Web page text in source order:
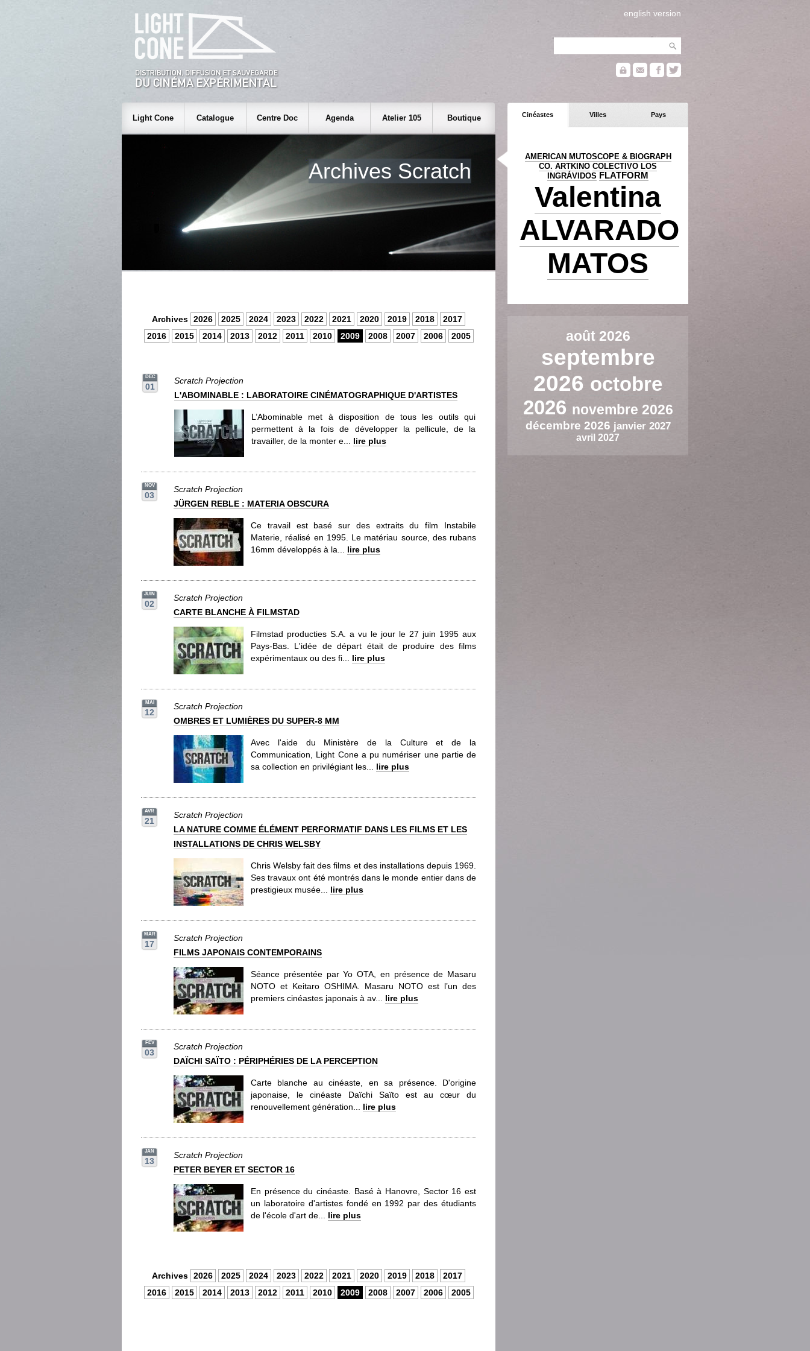
english version
Cinéastes Villes Pays
AMERICAN MUTOSCOPE & BIOGRAPH
CO. ARTKINO COLECTIVO LOS
INGRÁVIDOS FLATFORM
Valentina
ALVARADO
MATOS
août 2026
septembre
2026 octobre
2026 novembre 2026
décembre 2026 janvier 2027
avril 2027
Light Cone Catalogue Centre Doc Agenda Atelier 105 Boutique
Archives Scratch
Archives 2026 2025 2024 2023 2022 2021 2020 2019 2018
2017
2016
2015 2014 2013 2012 2011 2010 2009 2008 2007 2006 2005
DEC
01
Scratch Projection
L'ABOMINABLE : LABORATOIRE CINÉMATOGRAPHIQUE D'ARTISTES
L’Abominable met à disposition de tous les outils qui
permettent à la fois de développer la pellicule, de la
travailler, de la monter e... lire plus
NOV
03
Scratch Projection
JÜRGEN REBLE : MATERIA OBSCURA
Ce travail est basé sur des extraits du film Instabile
Materie, réalisé en 1995. Le matériau source, des rubans
16mm développés à la... lire plus
JUIN
02
Scratch Projection
CARTE BLANCHE À FILMSTAD
Filmstad producties S.A. a vu le jour le 27 juin 1995 aux
Pays-Bas. L'idée de départ était de produire des films
expérimentaux ou des fi... lire plus
MAI
12
Scratch Projection
OMBRES ET LUMIÈRES DU SUPER-8 MM
Avec l'aide du Ministère de la Culture et de la
Communication, Light Cone a pu numériser une partie de
sa collection en privilégiant les... lire plus
AVR
21
Scratch Projection
LA NATURE COMME ÉLÉMENT PERFORMATIF DANS LES FILMS ET LES
INSTALLATIONS DE CHRIS WELSBY
Chris Welsby fait des films et des installations depuis 1969.
Ses travaux ont été montrés dans le monde entier dans de
prestigieux musée... lire plus
MAR
17
Scratch Projection
FILMS JAPONAIS CONTEMPORAINS
Séance présentée par Yo OTA, en présence de Masaru
NOTO et Keitaro OSHIMA. Masaru NOTO est l’un des
premiers cinéastes japonais à av... lire plus
FEV
03
Scratch Projection
DAÏCHI SAÏTO : PÉRIPHÉRIES DE LA PERCEPTION
Carte blanche au cinéaste, en sa présence. D'origine
japonaise, le cinéaste Daïchi Saïto est au cœur du
renouvellement génération... lire plus
JAN
13
Scratch Projection
PETER BEYER ET SECTOR 16
En présence du cinéaste. Basé à Hanovre, Sector 16 est
un laboratoire d'artistes fondé en 1992 par des étudiants
de l'école d'art de... lire plus
Archives 2026 2025 2024 2023 2022 2021 2020 2019 2018
2017
2016
2015 2014 2013 2012 2011 2010 2009 2008 2007 2006 2005